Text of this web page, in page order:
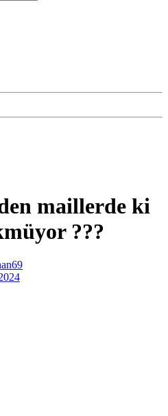
maillerde ki
???